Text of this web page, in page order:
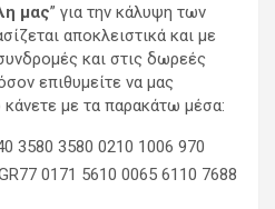
μας” για την κάλυψη των
αποκλειστικά και με
και στις δωρεές
επιθυμείτε να μας
κάνετε με τα παρακάτω μέσα:
3580 3580 0210 1006 970
0171 5610 0065 6110 7688